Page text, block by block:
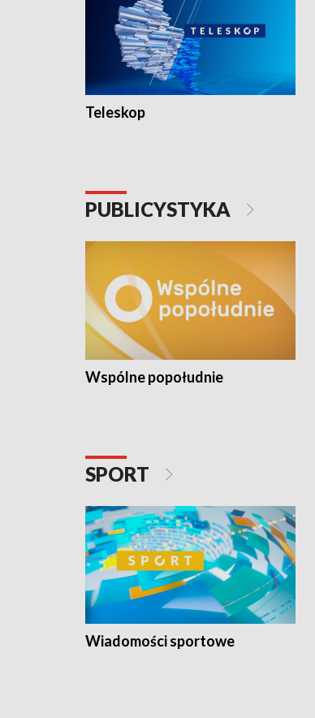
Teleskop
PUBLICYSTYKA
Wspólne popołudnie
SPORT
Wiadomości sportowe